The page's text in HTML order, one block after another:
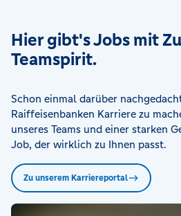
Hier gibt's Jobs mit
Teamspirit.
Schon einmal darüber
Raiffeisenbanken Karriere zu
unseres Teams und einer starken
Job, der wirklich zu Ihnen passt.
Zu unserem Karriereportal